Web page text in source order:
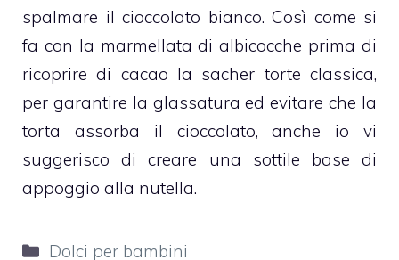
spalmare il cioccolato bianco. Così come si
fa con la marmellata di albicocche prima di
ricoprire di cacao la sacher torte classica,
per garantire la glassatura ed evitare che la
torta assorba il cioccolato, anche io vi
suggerisco di creare una sottile base di
appoggio alla nutella.
Categorie
Dolci per bambini